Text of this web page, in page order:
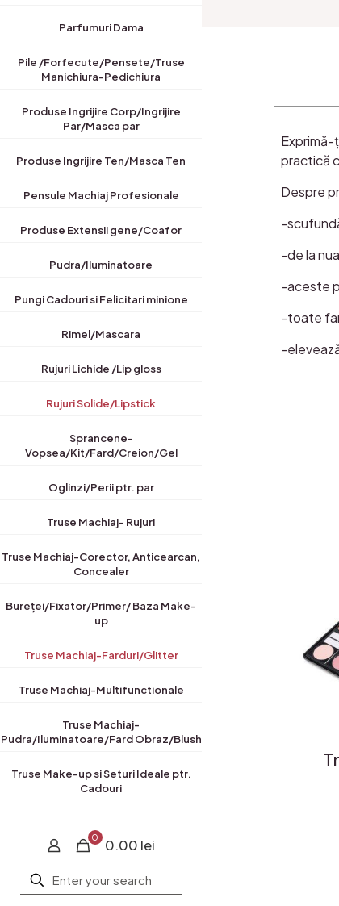
Parfumuri Dama
Pile /Forfecute/Pensete/Truse
Manichiura-Pedichiura
Produse Ingrijire Corp/Ingrijire
Par/Masca par
Produse Ingrijire Ten/Masca Ten
Pensule Machiaj Profesionale
Produse Extensii gene/Coafor
Pudra/Iluminatoare
Pungi Cadouri si Felicitari minione
Rimel/Mascara
Rujuri Lichide /Lip gloss
Rujuri Solide/Lipstick
Sprancene-
Vopsea/Kit/Fard/Creion/Gel
Oglinzi/Perii ptr. par
Truse Machiaj- Rujuri
Truse Machiaj-Corector, Anticearcan,
Concealer
Bureței/Fixator/Primer/ Baza Make-
up
Truse Machiaj-Farduri/Glitter
Truse Machiaj-Multifunctionale
Truse Machiaj-
Pudra/Iluminatoare/Fard Obraz/Blush
Truse Make-up si Seturi Ideale ptr.
Cadouri
0 0.00 lei
Exprimă-
practică
Despre
-
-de la
-aceste
-toate
-